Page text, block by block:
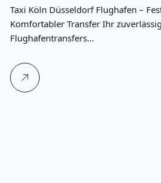
Taxi Köln Düsseldorf Flughafen –
Komfortabler Transfer Ihr
Flughafentransfers…